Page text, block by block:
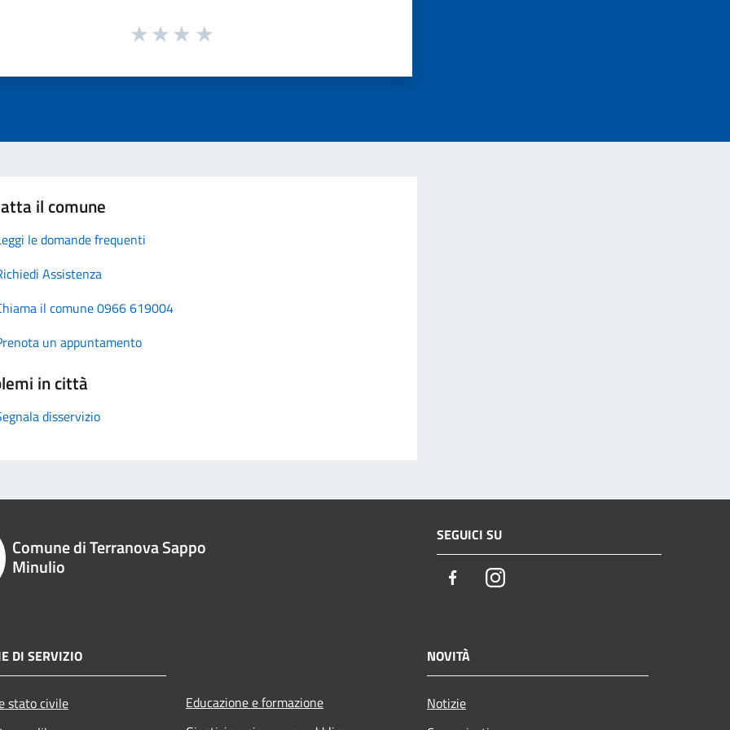
il comune
le domande frequenti
Assistenza
il comune 0966 619004
un appuntamento
in città
disservizio
Comune di Terranova Sappo
Minulio
SEGUICI SU
FacebookInstagram
DI SERVIZIO
stato civile
Educazione e formazione
NOVITÀ
Notizie